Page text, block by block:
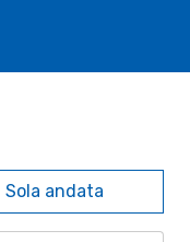
Sola andata